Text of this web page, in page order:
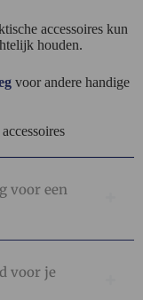
accessoires kun
houden.
voor andere handige
voor een
voor je